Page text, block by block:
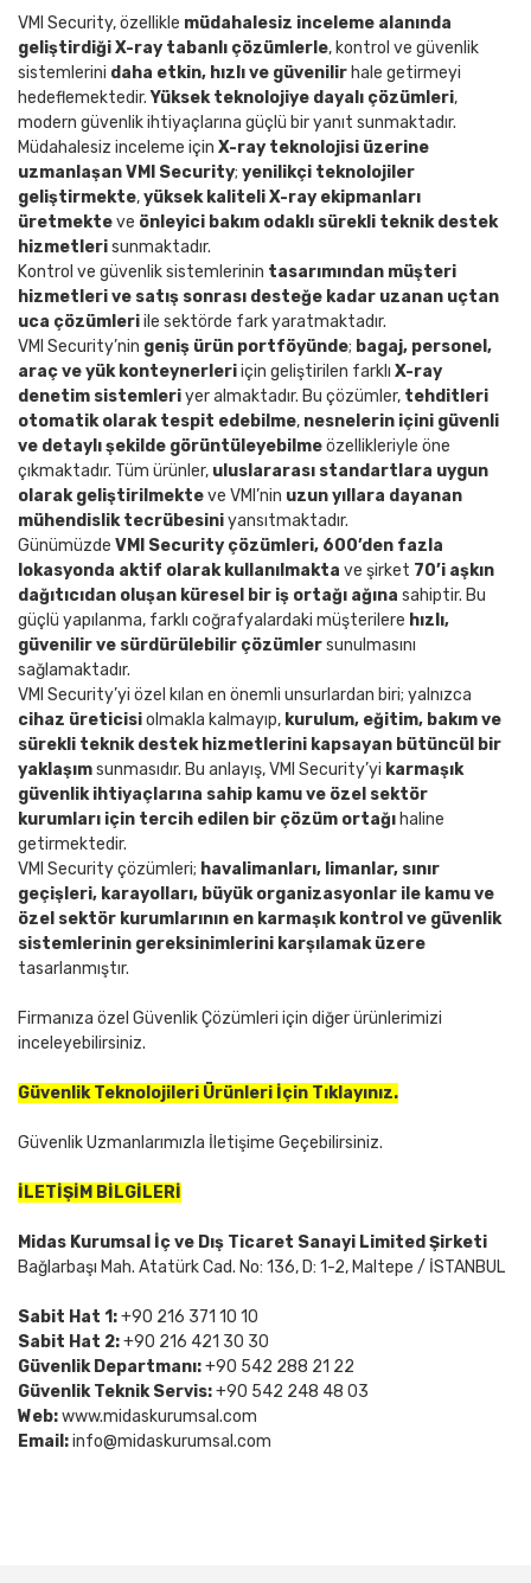
VMI Security, özellikle müdahalesiz inceleme alanında
geliştirdiği X-ray tabanlı çözümlerle, kontrol ve güvenlik
sistemlerini daha etkin, hızlı ve güvenilir hale getirmeyi
hedeflemektedir.Yüksek teknolojiye dayalı çözümleri,
modern güvenlik ihtiyaçlarına güçlü bir yanıt sunmaktadır.
Müdahalesiz inceleme için X-ray teknolojisi üzerine
uzmanlaşan VMI Security; yenilikçi teknolojiler
geliştirmekte,yüksek kaliteli X-ray ekipmanları
üretmekteve önleyici bakım odaklı sürekli teknik destek
hizmetlerisunmaktadır.
Kontrol ve güvenlik sistemlerinin tasarımından müşteri
hizmetleri ve satış sonrası desteğe kadar uzanan uçtan
uca çözümleriile sektörde fark yaratmaktadır.
VMI Security’nin geniş ürün portföyünde; bagaj, personel,
araç ve yük konteynerleriiçin geliştirilen farklı X-ray
denetim sistemleriyer almaktadır. Bu çözümler, tehditleri
otomatik olarak tespit edebilme, nesnelerin içini güvenli
ve detaylı şekilde görüntüleyebilmeözellikleriyle öne
çıkmaktadır. Tüm ürünler, uluslararası standartlara uygun
olarak geliştirilmekteve VMI’nin uzun yıllara dayanan
mühendislik tecrübesiniyansıtmaktadır.
Günümüzde VMI Security çözümleri, 600’den fazla
lokasyonda aktif olarak kullanılmakta ve şirket 70’i aşkın
dağıtıcıdan oluşan küresel bir iş ortağı ağına sahiptir. Bu
güçlü yapılanma, farklı coğrafyalardaki müşterilere hızlı,
güvenilir ve sürdürülebilir çözümlersunulmasını
sağlamaktadır.
VMI Security’yi özel kılan en önemli unsurlardan biri; yalnızca
cihaz üreticisiolmakla kalmayıp, kurulum, eğitim, bakım ve
sürekli teknik destek hizmetlerini kapsayan bütüncül bir
yaklaşımsunmasıdır. Bu anlayış, VMI Security’yi karmaşık
güvenlik ihtiyaçlarına sahip kamu ve özel sektör
kurumları için tercih edilen bir çözüm ortağı haline
getirmektedir.
VMI Security çözümleri; havalimanları, limanlar, sınır
geçişleri, karayolları, büyük organizasyonlar ile kamu ve
özel sektör kurumlarının en karmaşık kontrol ve güvenlik
sistemlerinin gereksinimlerini karşılamak üzere
tasarlanmıştır.
Firmanıza özel Güvenlik Çözümleri için diğer ürünlerimizi
inceleyebilirsiniz.
Güvenlik Teknolojileri Ürünleri İçin Tıklayınız.
Güvenlik Uzmanlarımızla İletişime Geçebilirsiniz.
İLETİŞİM BİLGİLERİ
Midas Kurumsal İç ve Dış Ticaret Sanayi Limited Şirketi
Bağlarbaşı Mah. Atatürk Cad. No: 136, D: 1-2, Maltepe / İSTANBUL
Sabit Hat 1:+90 216 371 10 10
Sabit Hat 2:+90 216 421 30 30
Güvenlik Departmanı:+90 542 288 21 22
Güvenlik Teknik Servis:+90 542 248 48 03
Web:www.midaskurumsal.com
Email:info@midaskurumsal.com